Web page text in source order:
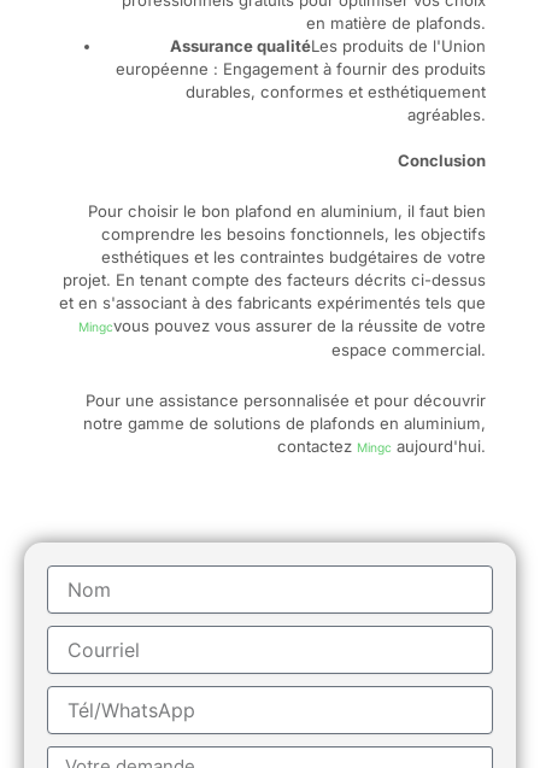
en matière de plafonds.
Assurance qualitéLes produits de l'Union
européenne : Engagement à fournir des produits
durables, conformes et esthétiquement
agréables.
Conclusion
Pour choisir le bon plafond en aluminium, il faut bien
comprendre les besoins fonctionnels, les objectifs
esthétiques et les contraintes budgétaires de votre
projet. En tenant compte des facteurs décrits ci-dessus
et en s'associant à des fabricants expérimentés tels que
Mingcvous pouvez vous assurer de la réussite de votre
espace commercial.
Pour une assistance personnalisée et pour découvrir
notre gamme de solutions de plafonds en aluminium,
contactez Mingc aujourd'hui.
Nom
Courriel
Tél/WhatsApp
Message